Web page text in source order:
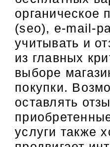
органическое
(seo), e-mail-
учитывать и
из главных
выборе
покупки.
оставлять
услуги также